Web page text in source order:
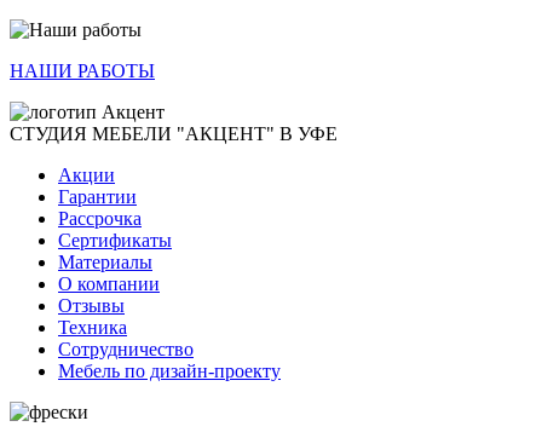
НАШИ РАБОТЫ
СТУДИЯ МЕБЕЛИ "АКЦЕНТ" В УФЕ
Акции
Гарантии
Рассрочка
Сертификаты
Материалы
О компании
Отзывы
Техника
Сотрудничество
Мебель по дизайн-проекту